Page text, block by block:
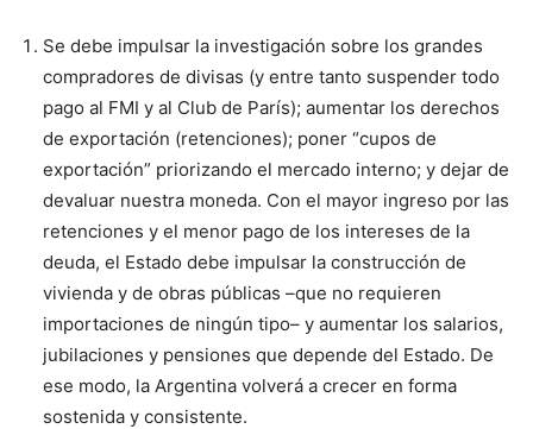
Se debe impulsar la investigación sobre los grandes
compradores de divisas (y entre tanto suspender todo
pago al FMI y al Club de París); aumentar los derechos
de exportación (retenciones); poner “cupos de
exportación” priorizando el mercado interno; y dejar de
devaluar nuestra moneda. Con el mayor ingreso por las
retenciones y el menor pago de los intereses de la
deuda, el Estado debe impulsar la construcción de
vivienda y de obras públicas –que no requieren
importaciones de ningún tipo– y aumentar los salarios,
jubilaciones y pensiones que depende del Estado. De
ese modo, la Argentina volverá a crecer en forma
sostenida y consistente.